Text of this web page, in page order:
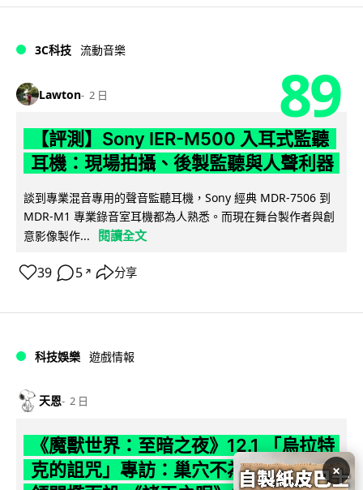
3C科技 流動音樂
Lawton 2 日 89
【評測】Sony IER-M500 入耳式監聽
耳機：現場拍攝、後製監聽與人聲利器
談到專業混音專用的聲音監聽耳機，Sony 經典 MDR-7506 到
MDR-M1 專業錄音室耳機都為人熟悉。而現在舞台製作者與創
意影像製作...
閱讀全文
39 5 ↗ 分享
科技娛樂 遊戲情報
天恩 2 日
《魔獸世界：至暗之夜》12.1 「烏拉特
克的詛咒」專訪：巢穴不為提高世界首×